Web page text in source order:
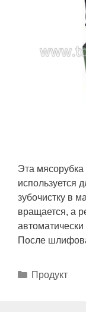
Эта мясорубка
используется
зубочистку в
вращается, а
После
Рубрики
Продукт